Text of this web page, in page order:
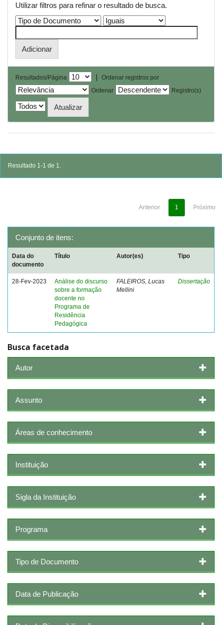
Utilizar filtros para refinar o resultado de busca.
Resultados/Página |
Ordenar registros por
Ordenar
Registro(s)
Resultado 1-1 de 1.
Anterior 1 Próximo
Conjunto de itens:
Data do
documento
Título Autor(es) Tipo
28-Fev-2023
Análise do discurso
sobre a formação
docente no
Programa de
Residência
Pedagógica
FALEIROS, Lucas
Mellini
Dissertação
Busca facetada
Autor
Assunto
Áreas de conhecimento
Instituição
Sigla da Instituição
Programa
Tipo de Documento
Data de Publicação